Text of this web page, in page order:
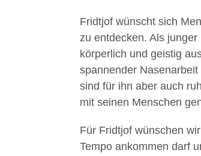
Fridtjof wünscht sich
zu entdecken. Als
körperlich und geistig
spannender
sind für ihn aber auch
mit seinen Menschen
Für Fridtjof wünschen
Tempo ankommen darf